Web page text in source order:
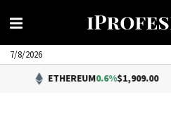
7/8/2026
0.6%$1,909.00